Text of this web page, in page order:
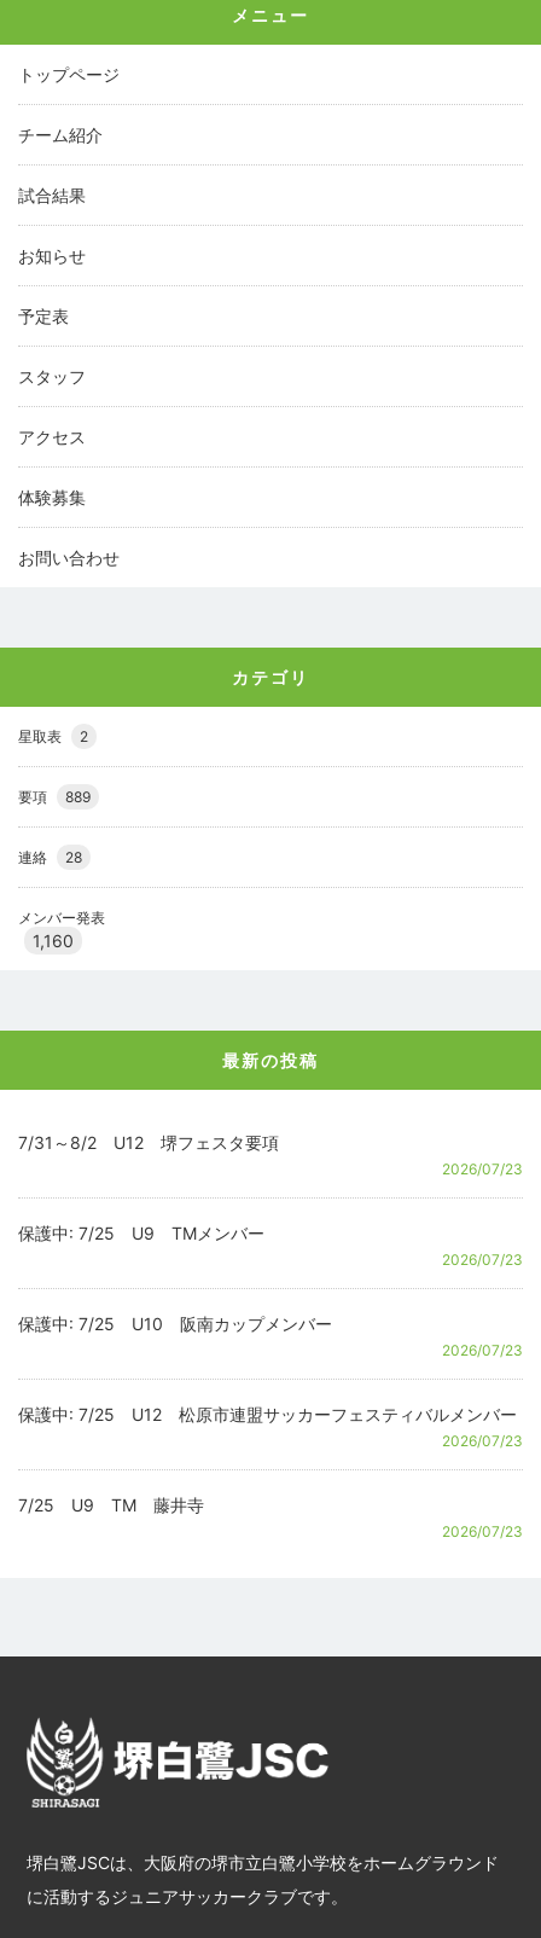
メニュー
トップページ
チーム紹介
試合結果
お知らせ
予定表
スタッフ
アクセス
体験募集
お問い合わせ
カテゴリ
星取表 2
要項 889
連絡 28
メンバー発表
1,160
最新の投稿
7/31～8/2 U12 堺フェスタ要項
2026/07/23
保護中: 7/25 U9 TMメンバー
2026/07/23
保護中: 7/25 U10 阪南カップメンバー
2026/07/23
保護中: 7/25 U12 松原市連盟サッカーフェスティバルメンバー
2026/07/23
7/25 U9 TM 藤井寺
2026/07/23
堺白鷺JSCは、大阪府の堺市立白鷺小学校をホームグラウンド
に活動するジュニアサッカークラブです。